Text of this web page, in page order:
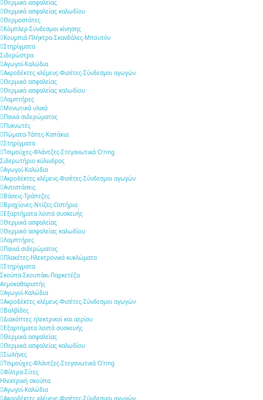
Θερμικά ασφαλείας
Θερμικά ασφαλείας καλωδίου
Θερμοστάτες
Κόμπλερ-Σύνδεσμοι κίνησης
Κουμπιά-Πλήκτρα-Σκανδάλες-Μπουτόν
Στηρίγματα
Σιδερώστρα
Αγωγοί-Καλώδια
Ακροδέκτες κλέμενς-Φισέτες-Σύνδεσμοι αγωγών
Θερμικά ασφαλείας
Θερμικά ασφαλείας καλωδίου
Λαμπτήρες
Μονωτικά υλικά
Πανιά σιδερώματος
Πυκνωτές
Πώματα-Τάπες-Καπάκια
Στηρίγματα
Τσιμούχες-Φλάντζες-Στεγανωτικά O'ring
Σιδερωτήριο κύλινδρος
Αγωγοί-Καλώδια
Ακροδέκτες κλέμενς-Φισέτες-Σύνδεσμοι αγωγών
Αντιστάσεις
Βάσεις-Τράπεζες
Βραχίονες-Ντίζες-Ωστήρια
Εξαρτήματα λοιπά συσκευής
Θερμικά ασφαλείας
Θερμικά ασφαλείας καλωδίου
Λαμπτήρες
Πανιά σιδερώματος
Πλακέτες-Ηλεκτρονικά κυκλώματα
Στηρίγματα
Σκούπα-Σκουπάκι-Παρκετέζα
Ατμοκαθαριστής
Αγωγοί-Καλώδια
Ακροδέκτες κλέμενς-Φισέτες-Σύνδεσμοι αγωγών
Βαλβίδες
Διακόπτες ηλεκτρικοί και αερίου
Εξαρτήματα λοιπά συσκευής
Θερμικά ασφαλείας
Θερμικά ασφαλείας καλωδίου
Σωλήνες
Τσιμούχες-Φλάντζες-Στεγανωτικά O'ring
Φίλτρα-Σίτες
Ηλεκτρική σκούπα
Αγωγοί-Καλώδια
Ακροδέκτες κλέμενς-Φισέτες-Σύνδεσμοι αγωγών